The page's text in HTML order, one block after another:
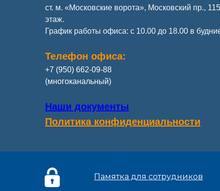
ст. м. «Московские ворота», Московский пр.,
этаж.
График работы офиса: с 10.00 до 18.00 в
Телефон офиса:
+7 (950) 662-09-88
(многоканальный)
Наши документы
Политика конфиденциальности
Памятка для сотрудников